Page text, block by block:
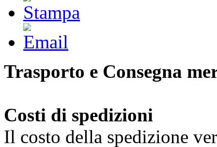
Trasporto e Consegna
Costi di spedizioni
Il costo della spedizione